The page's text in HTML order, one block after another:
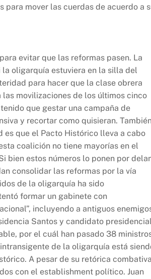
para mover las cuerdas de acuerdo a
evitar que las reformas pasen. La
la oligarquía estuviera en la silla del
para hacer que la clase obrera
movilizaciones de los últimos cinco
que gestar una campaña de
y recortar como quisieran. También
que el Pacto Histórico lleva a cabo
coalición no tiene mayorías en el
bien estos números lo ponen por
consolidar las reformas por la vía
de la oligarquía ha sido
formar un gabinete con
incluyendo a antiguos
Santos y candidato presidencial
por el cuál han pasado 38
de la oligarquía está
A pesar de su retórica
con el establishment político. Juan